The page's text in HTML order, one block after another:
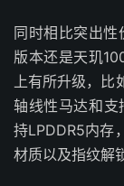
同时相比突出
版本还是天玑
上有所升级，比
轴线性马达和
持LPDDR5内存
材质以及指纹解